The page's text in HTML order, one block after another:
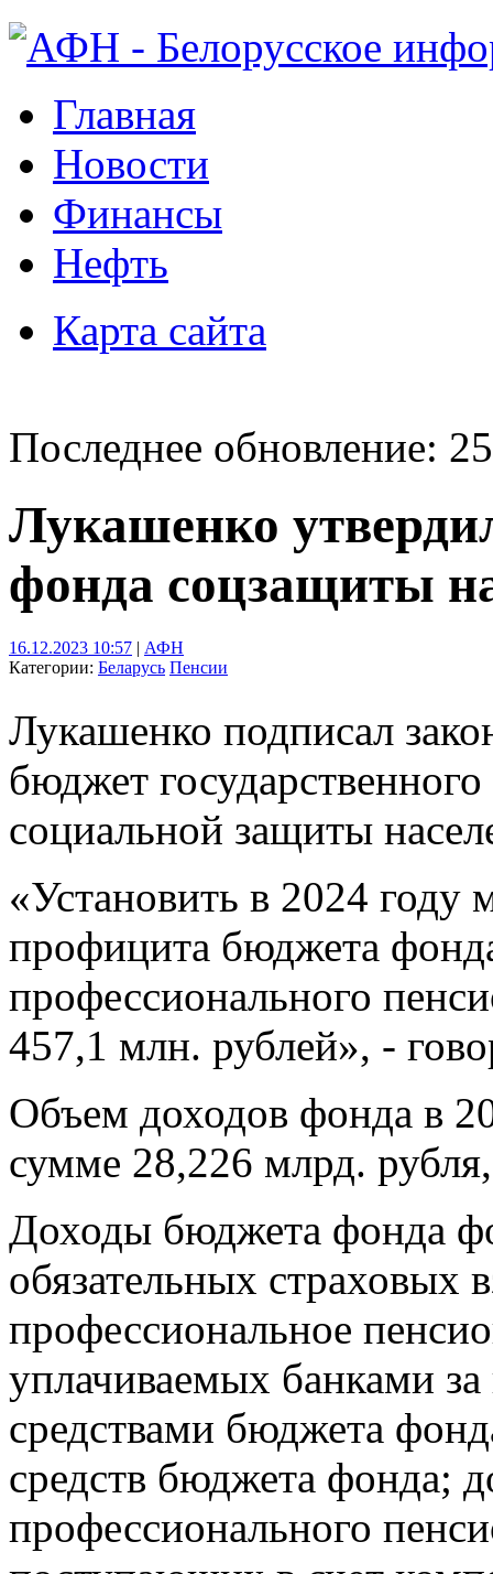
Главная
Новости
Финансы
Нефть
Карта сайта
Последнее обновление:
Лукашенко
фонда соцзащиты
16.12.2023 10:57 | АФН
Категории: Беларусь Пенсии
Лукашенко подписал
бюджет
социальной защиты
«Установить в 2024
профицита бюджета
профессионального
457,1 млн. рублей», -
Объем доходов фонда в
сумме 28,226 млрд.
Доходы бюджета фонда
обязательных страховых
профессиональное
уплачиваемых банками
средствами бюджета
средств бюджета фонда;
профессионального